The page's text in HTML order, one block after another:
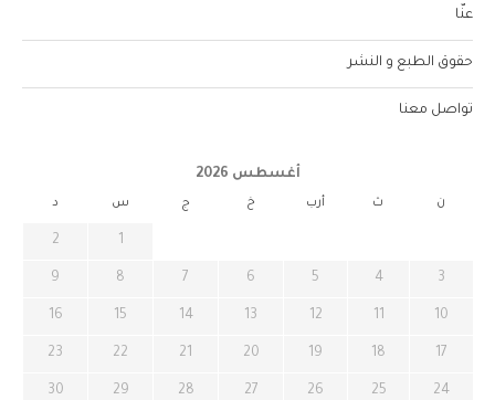
عنّا
حقوق الطبع و النشر
تواصل معنا
أغسطس 2026
ن ث أرب خ ج س د
1
2
3
4
5
6
7
8
9
10
11
12
13
14
15
16
17
18
19
20
21
22
23
24
25
26
27
28
29
30